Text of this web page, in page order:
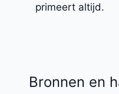
primeert altijd.
Bronnen en